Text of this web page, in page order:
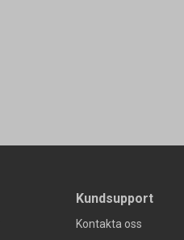
Kundsupport
Kontakta oss